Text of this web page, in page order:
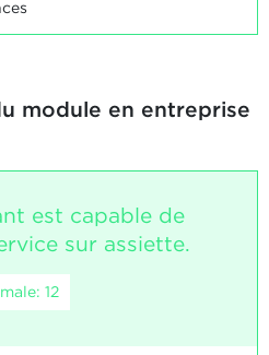
module en entreprise
est capable de
sur assiette.
12